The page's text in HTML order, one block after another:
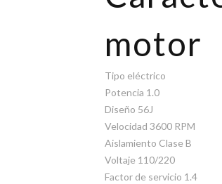
motor
Tipo eléctrico
Potencia 1.0
Diseño 56J
Velocidad 3600 RPM
Aislamiento Clase B
Voltaje 110/220
Factor de servicio 1.4